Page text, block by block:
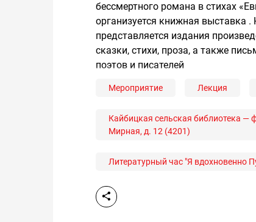
бессмертного романа в стихах
организуется книжная выставка
представляется издания
сказки, стихи, проза, а также
поэтов и писателей
Мероприятие Лекция
Кайбицкая сельская библиотека —
Мирная, д. 12 (4201)
Литературный час "Я вдохновенно